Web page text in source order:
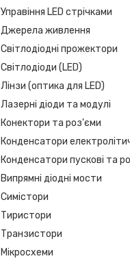
Управіння LED стрічками
Джерела живлення
Світлодіодні прожектори
Світлодіоди (LED)
Лінзи (оптика для LED)
Лазерні діоди та модулі
Конектори та роз'єми
Конденсатори
Конденсатори пускові та
Випрямні діодні мости
Симістори
Тиристори
Транзистори
Мікросхеми